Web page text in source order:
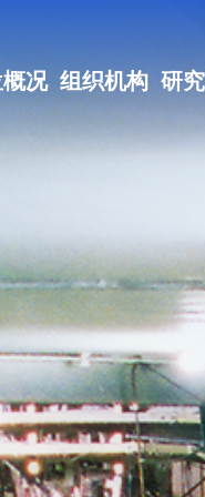
况 组织机构 研